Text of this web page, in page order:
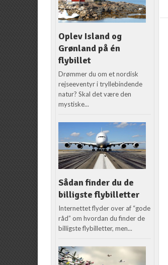
Oplev Island og
Grønland på én
flybillet
Drømmer du om et nordisk
rejseeventyr i tryllebindende
natur? Skal det være den
mystiske...
Sådan finder du de
billigste flybilletter
Internettet flyder over af “gode
råd” om hvordan du finder de
billigste flybilletter, men...